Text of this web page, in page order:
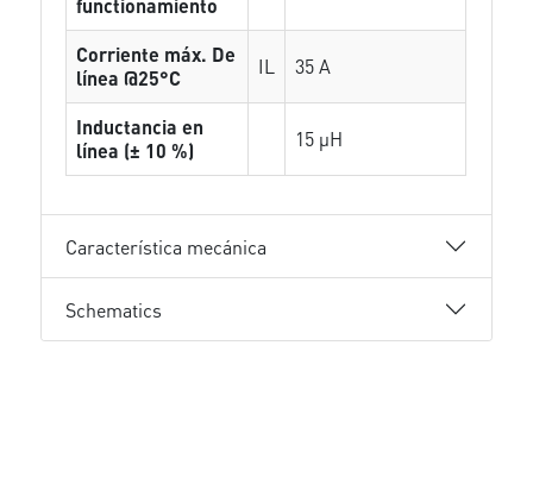
functionamiento
Corriente máx. De
línea @25°C
IL 35 A
Inductancia en
línea (± 10 %)
15 µH
Característica mecánica
Schematics